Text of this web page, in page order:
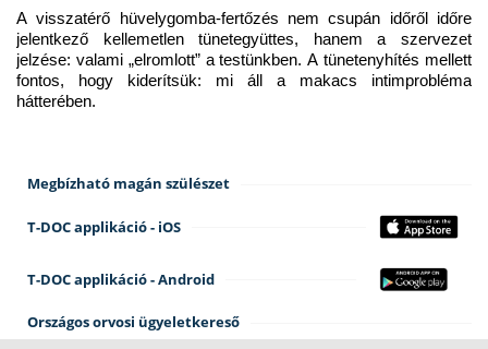
A visszatérő hüvelygomba-fertőzés nem csupán időről időre
jelentkező kellemetlen tünetegyüttes, hanem a szervezet
jelzése: valami „elromlott” a testünkben. A tünetenyhítés mellett
fontos, hogy kiderítsük: mi áll a makacs intimprobléma
hátterében.
Megbízható magán szülészet
T-DOC applikáció - iOS
T-DOC applikáció - Android
Országos orvosi ügyeletkereső